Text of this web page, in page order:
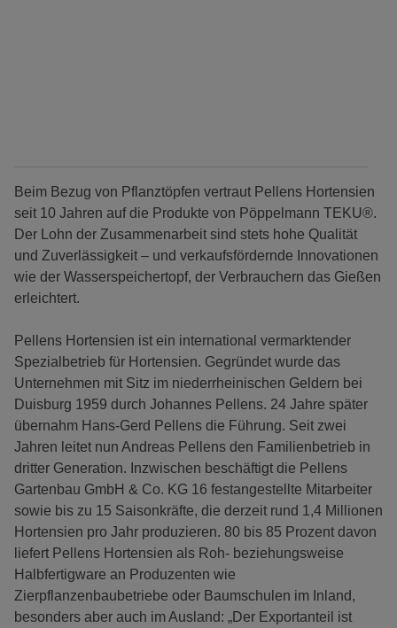
Beim Bezug von Pflanztöpfen vertraut Pellens Hortensien
seit 10 Jahren auf die Produkte von Pöppelmann TEKU®.
Der Lohn der Zusammenarbeit sind stets hohe Qualität
und Zuverlässigkeit – und verkaufsfördernde Innovationen
wie der Wasserspeichertopf, der Verbrauchern das Gießen
erleichtert.
Pellens Hortensien ist ein international vermarktender
Spezialbetrieb für Hortensien. Gegründet wurde das
Unternehmen mit Sitz im niederrheinischen Geldern bei
Duisburg 1959 durch Johannes Pellens. 24 Jahre später
übernahm Hans-Gerd Pellens die Führung. Seit zwei
Jahren leitet nun Andreas Pellens den Familienbetrieb in
dritter Generation. Inzwischen beschäftigt die Pellens
Gartenbau GmbH & Co. KG 16 festangestellte Mitarbeiter
sowie bis zu 15 Saisonkräfte, die derzeit rund 1,4 Millionen
Hortensien pro Jahr produzieren. 80 bis 85 Prozent davon
liefert Pellens Hortensien als Roh- beziehungsweise
Halbfertigware an Produzenten wie
Zierpflanzenbaubetriebe oder Baumschulen im Inland,
besonders aber auch im Ausland: „Der Exportanteil ist